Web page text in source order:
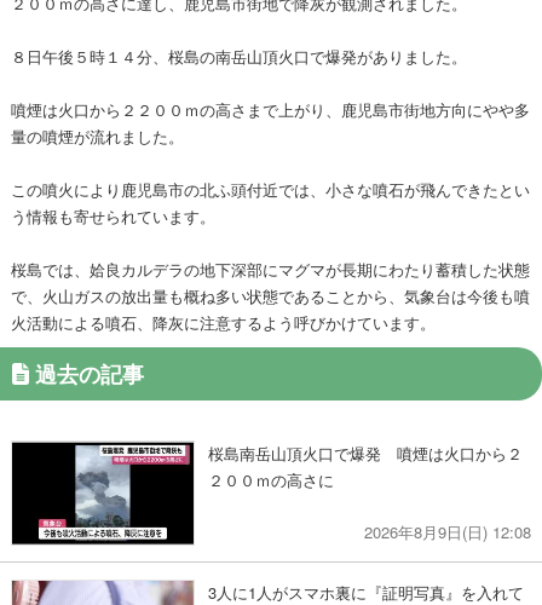
８日午後５時１４分、桜島の南岳山頂火口で爆発がありました。
噴煙は火口から２２００ｍの高さまで上がり、鹿児島市街地方向にやや多
量の噴煙が流れました。
この噴火により鹿児島市の北ふ頭付近では、小さな噴石が飛んできたとい
う情報も寄せられています。
桜島では、姶良カルデラの地下深部にマグマが長期にわたり蓄積した状態
で、火山ガスの放出量も概ね多い状態であることから、気象台は今後も噴
火活動による噴石、降灰に注意するよう呼びかけています。
過去の記事
桜島南岳山頂火口で爆発 噴煙は火口から２
２００ｍの高さに
2026年8月9日(日) 12:08
3人に1人がスマホ裏に『証明写真』を入れて